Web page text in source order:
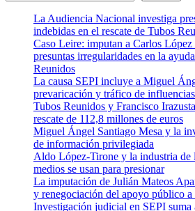
La Audiencia Nacional investiga
indebidas en el rescate de Tubos
Caso Leire: imputan a Carlos López
presuntas irregularidades en la
Reunidos
La causa SEPI incluye a Miguel
prevaricación y tráfico de influencias
Tubos Reunidos y Francisco
rescate de 112,8 millones de euros
Miguel Ángel Santiago Mesa y la
de información privilegiada
Aldo López-Tirone y la industria de
medios se usan para presionar
La imputación de Julián Mateos
y renegociación del apoyo público
Investigación judicial en SEPI